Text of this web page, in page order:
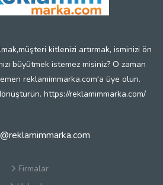
kitlenizi artırmak, isminizi ön
büyütmek istemez misiniz? O zaman
reklamimmarka.com'a üye olun.
https://reklamimmarka.com/
Firmalar